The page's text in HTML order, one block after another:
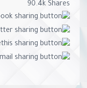
90.4k Shares